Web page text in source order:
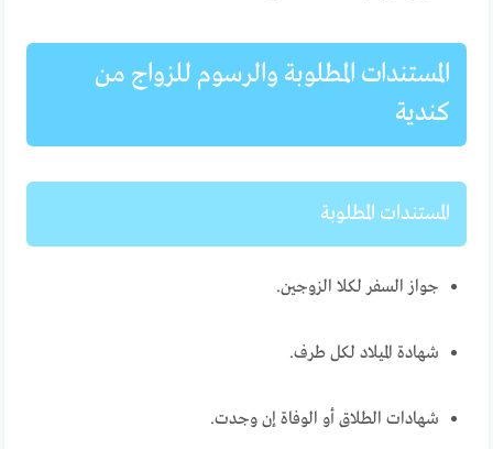
المستندات المطلوبة والرسوم للزواج من
كندية
المستندات المطلوبة
جواز السفر لكلا الزوجين.
شهادة الميلاد لكل طرف.
شهادات الطلاق أو الوفاة إن وجدت.